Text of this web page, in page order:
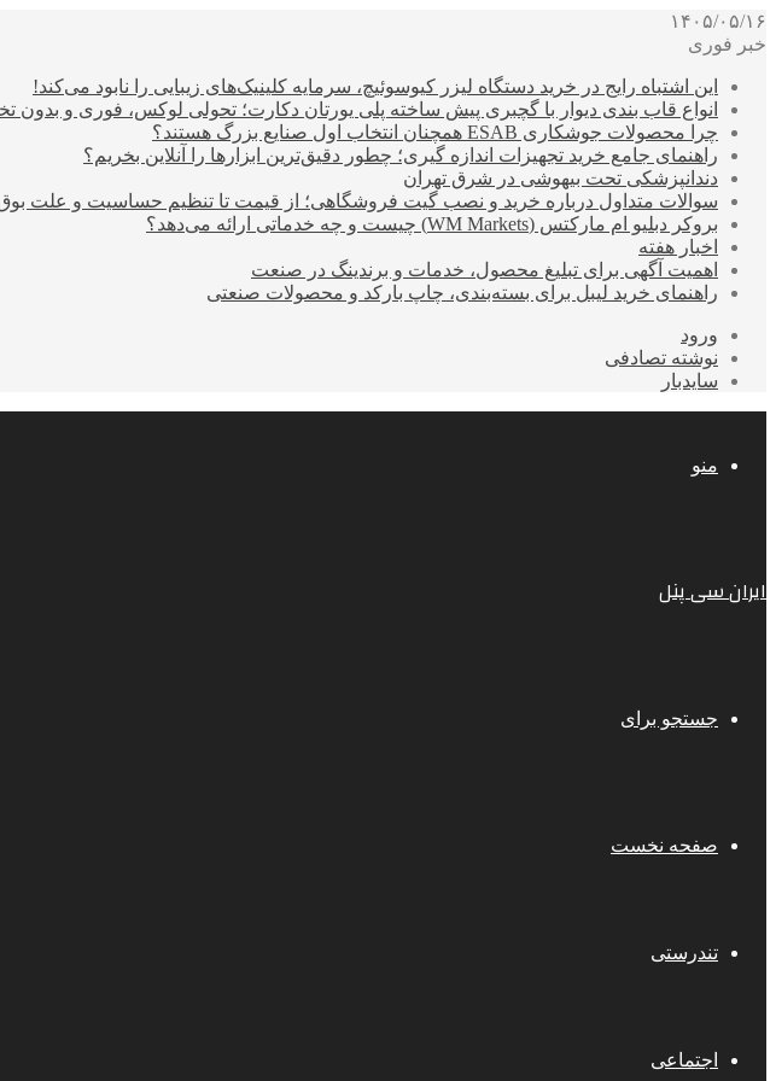
۱۴۰۵/۰۵/۱۶
خبر فوری
این اشتباه رایج در خرید دستگاه لیزر کیوسوئیچ، سرمایه کلینیک‌های زیبایی را نابود می‌کند!
انواع قاب بندی دیوار با گچبری پیش ساخته پلی یورتان دکارت؛ تحولی لوکس، فوری و بدون
چرا محصولات جوشکاری ESAB همچنان انتخاب اول صنایع بزرگ هستند؟
راهنمای جامع خرید تجهیزات اندازه گیری؛ چطور دقیق‌ترین ابزارها را آنلاین بخریم؟
دندانپزشکی تحت بیهوشی در شرق تهران
سوالات متداول درباره خرید و نصب گیت فروشگاهی؛ از قیمت تا تنظیم حساسیت و علت
بروکر دبلیو ام مارکتس (WM Markets) چیست و چه خدماتی ارائه می‌دهد؟
اخبار هفته
اهمیت آگهی برای تبلیغ محصول، خدمات و برندینگ در صنعت
راهنمای خرید لیبل برای بسته‌بندی، چاپ بارکد و محصولات صنعتی
ورود
نوشته تصادفی
سایدبار
منو
ایران سی پنل
جستجو برای
صفحه نخست
تندرستی
اجتماعی